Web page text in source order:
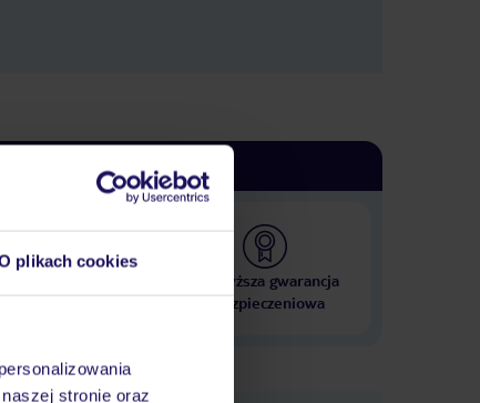
plikach cookies
stronie oraz
krajach
Najwyższa gwarancja
ubezpieczeniowa